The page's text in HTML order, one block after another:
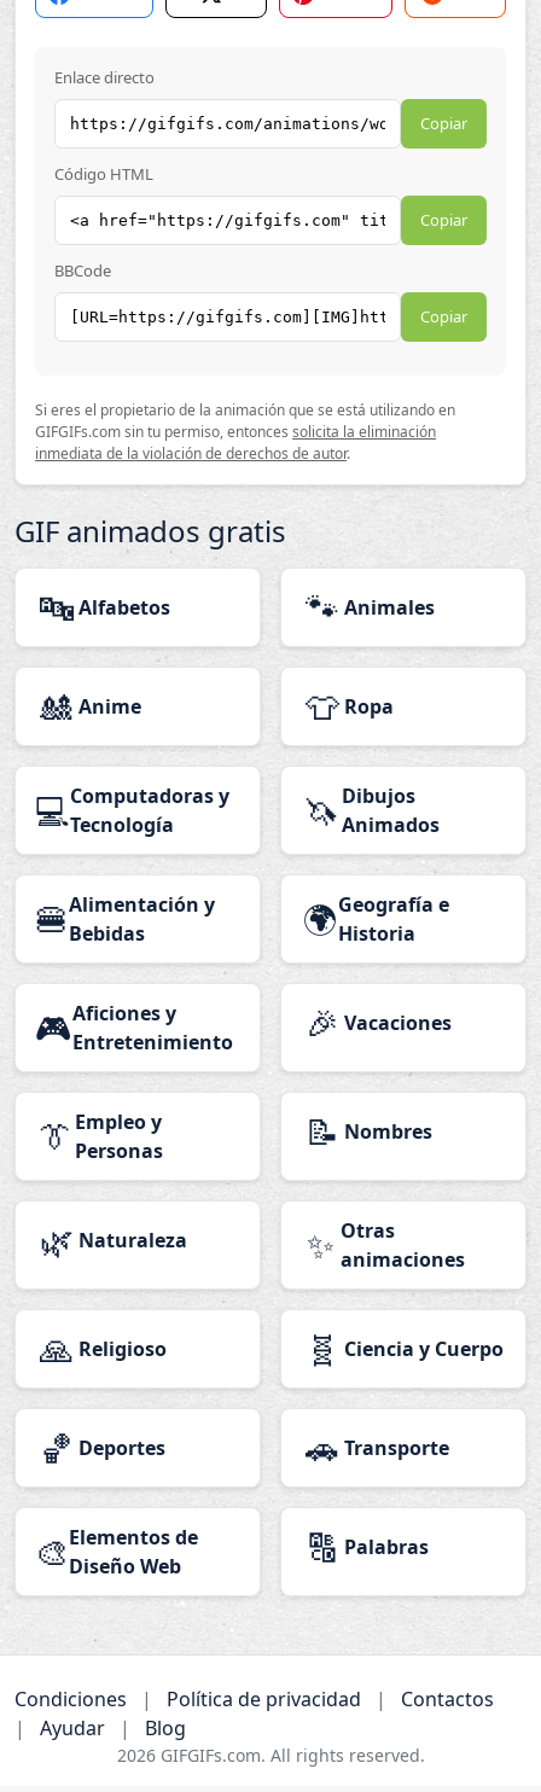
Enlace directo
Copiar
Código HTML
Copiar
BBCode
Copiar
Si eres el propietario de la animación que se está utilizando en
GIFGIFs.com sin tu permiso, entonces solicita la eliminación
inmediata de la violación de derechos de autor.
GIF animados gratis
🔤Alfabetos 🐾 Animales
🎎 Anime 👕 Ropa
💻Computadoras y
Tecnología
🦄 Dibujos
Animados
🍔Alimentación y
Bebidas
🌍Geografía e
Historia
🎮Aficiones y
Entretenimiento
🎉 Vacaciones
👔 Empleo y
Personas
📝 Nombres
🌿 Naturaleza ✨ Otras
animaciones
🙏 Religioso 🧬 Ciencia y Cuerpo
🏀 Deportes 🚗 Transporte
🎨Elementos de
Diseño Web
🔠 Palabras
Condiciones | Política de privacidad |
Contactos
|
Ayudar | Blog
2026GIFGIFs.com. All rights reserved.